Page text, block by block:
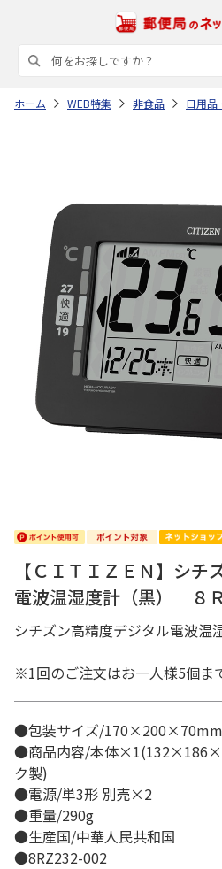
ホーム WEB特集 非食品 日用品
【ＣＩＴＩＺＥＮ】シチ
電波温湿度計（黒） ８
シチズン高精度デジタル電波温
※1回のご注文はお一人様5個ま
●包装サイズ/
●商品内容/本体
ク製)
●電源/単3形 別売×2
●重量/290g
●生産国/中華人民共和国
●8RZ232-002